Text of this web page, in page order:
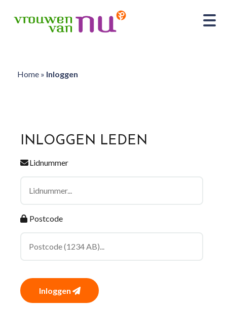
Home» Inloggen
INLOGGEN LEDEN
Lidnummer
Postcode
Inloggen